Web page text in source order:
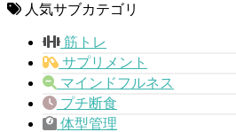
人気サブカテゴリ
筋トレ
サプリメント
マインドフルネス
プチ断食
体型管理